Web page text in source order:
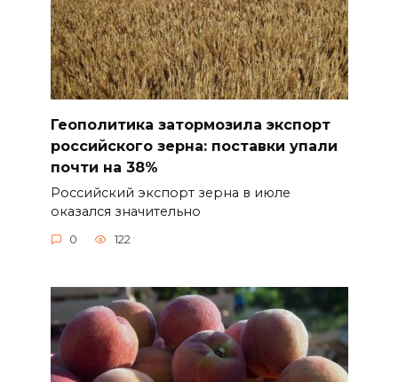
Геополитика затормозила экспорт
российского зерна: поставки упали
почти на 38%
Российский экспорт зерна в июле
оказался значительно
0 122